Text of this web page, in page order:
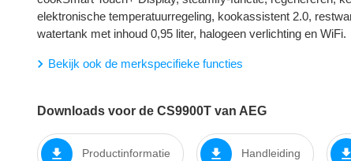
elektronische temperatuurregeling, kookassistent 2.0,
watertank met inhoud 0,95 liter, halogeen verlichting en WiFi.
Bekijk ook de merkspecifieke functies
Downloads voor de CS9900T van AEG
Productinformatie Handleiding